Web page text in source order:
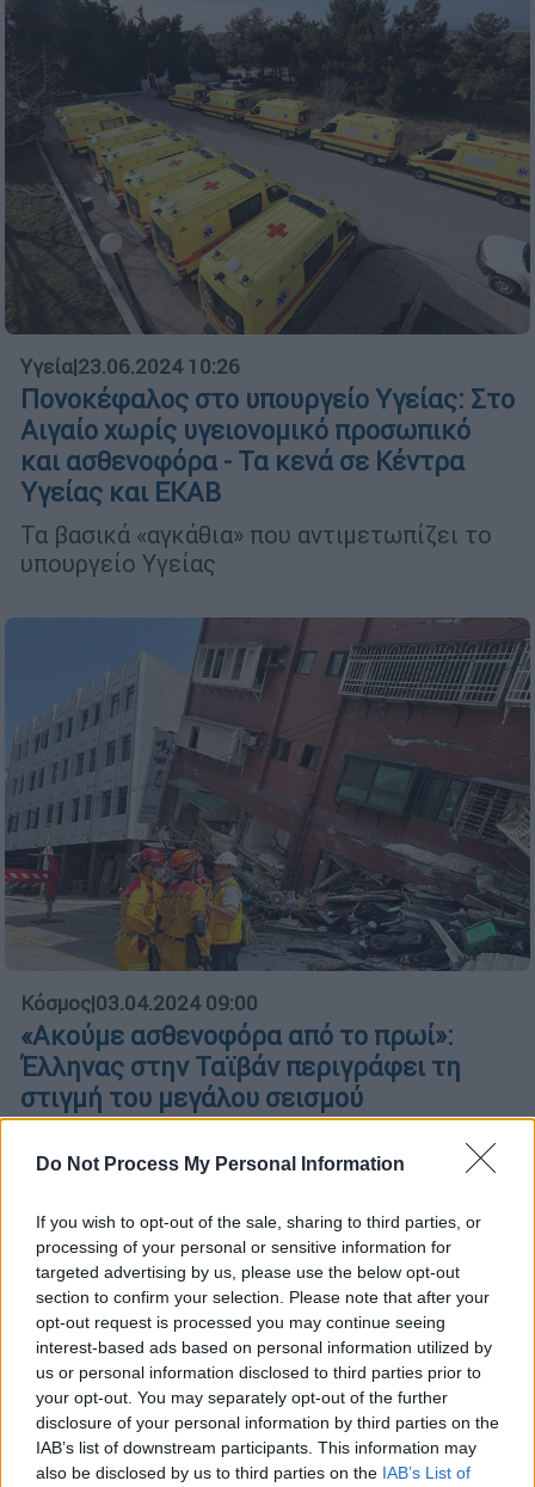
Do Not Process My Personal Information
If you wish to opt-out of the sale, sharing to third parties, or
processing of your personal or sensitive information for
targeted advertising by us, please use the below opt-out
section to confirm your selection. Please note that after your
opt-out request is processed you may continue seeing
interest-based ads based on personal information utilized by
us or personal information disclosed to third parties prior to
your opt-out. You may separately opt-out of the further
disclosure of your personal information by third parties on the
IAB’s list of downstream participants. This information may
also be disclosed by us to third parties on the IAB’s List of
Υγεία|23.06.2024 10:26
Πονοκέφαλος στο υπουργείο Υγείας: Στο
Αιγαίο χωρίς υγειονομικό προσωπικό
και ασθενοφόρα - Τα κενά σε Κέντρα
Υγείας και ΕΚΑΒ
Τα βασικά «αγκάθια» που αντιμετωπίζει το
υπουργείο Υγείας
Κόσμος|03.04.2024 09:00
«Ακούμε ασθενοφόρα από το πρωί»:
Έλληνας στην Ταϊβάν περιγράφει τη
στιγμή του μεγάλου σεισμού
εμπειρία